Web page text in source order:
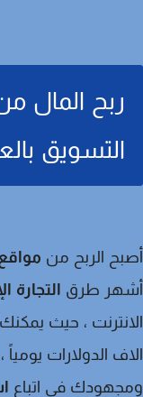
التسويق
الربح منمواقع
طرق التجارة
، حيث
الدولارات يومياً
في اتباع